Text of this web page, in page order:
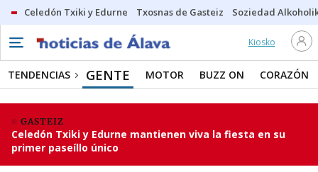
Celedón Txiki y Edurne Txosnas de Gasteiz Soziedad
Kiosko
TENDENCIAS GENTE MOTOR BUZZ ON CORAZÓN
GASTEIZ
Celedón Txiki y Edurne mantienen viva la fiesta en su
primer paseíllo único